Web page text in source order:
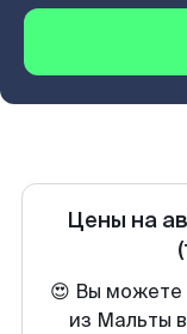
Цены на
😍 Вы можете
из Мальты